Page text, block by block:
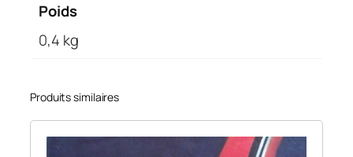
Poids
0,4 kg
Produits similaires